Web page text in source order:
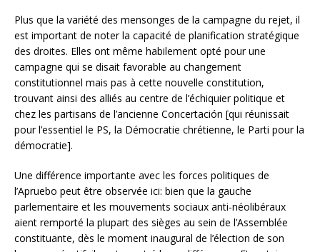
Plus que la variété des mensonges de la campagne du rejet, il
est important de noter la capacité de planification stratégique
des droites. Elles ont même habilement opté pour une
campagne qui se disait favorable au changement
constitutionnel mais pas à cette nouvelle constitution,
trouvant ainsi des alliés au centre de l’échiquier politique et
chez les partisans de l’ancienne Concertación [qui réunissait
pour l’essentiel le PS, la Démocratie chrétienne, le Parti pour la
démocratie].
Une différence importante avec les forces politiques de
l’Apruebo peut être observée ici: bien que la gauche
parlementaire et les mouvements sociaux anti-néolibéraux
aient remporté la plupart des sièges au sein de l’Assemblée
constituante, dès le moment inaugural de l’élection de son